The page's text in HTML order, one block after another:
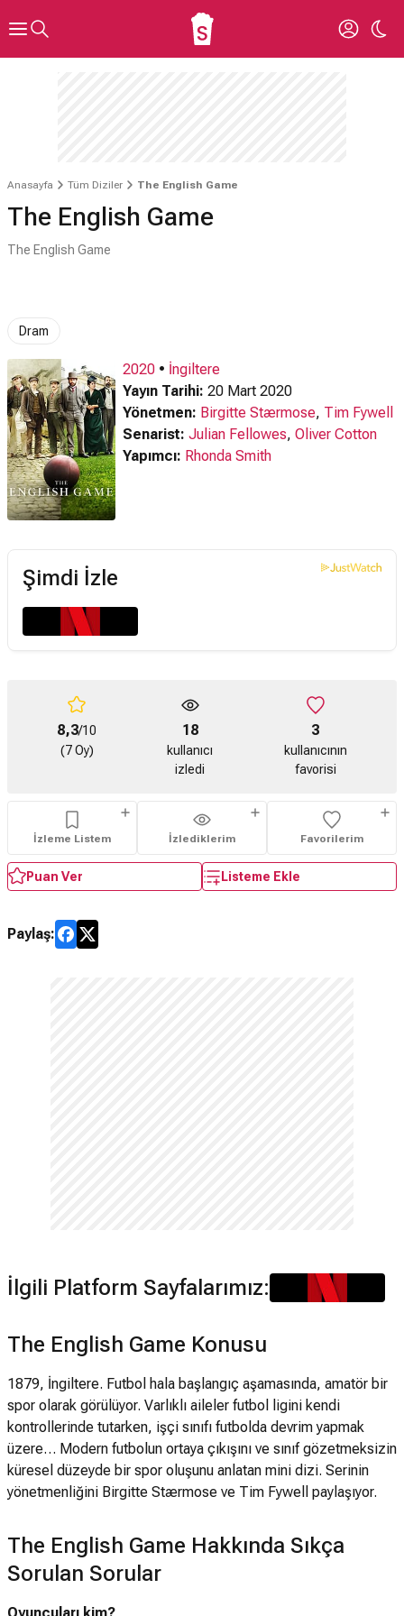
Anasayfa Tüm Diziler The English Game
The English Game
The English Game
Dram
2020 • İngiltere
Yayın Tarihi: 20 Mart 2020
Yönetmen: Birgitte Stærmose, Tim Fywell
Senarist: Julian Fellowes, Oliver Cotton
Yapımcı: Rhonda Smith
Şimdi İzle
8,3/10
(7 Oy)
18
kullanıcı
izledi
3
kullanıcının
favorisi
İzleme Listem İzlediklerim Favorilerim
Puan Ver Listeme Ekle
Paylaş:
İlgili Platform Sayfalarımız:
The English Game Konusu
1879, İngiltere. Futbol hala başlangıç aşamasında, amatör bir
spor olarak görülüyor. Varlıklı aileler futbol ligini kendi
kontrollerinde tutarken, işçi sınıfı futbolda devrim yapmak
üzere… Modern futbolun ortaya çıkışını ve sınıf gözetmeksizin
küresel düzeyde bir spor oluşunu anlatan mini dizi. Serinin
yönetmenliğini Birgitte Stærmose ve Tim Fywell paylaşıyor.
The English Game Hakkında Sıkça
Sorulan Sorular